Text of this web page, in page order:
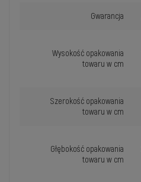
Gwarancja
Wysokość opakowania
towaru w cm
Szerokość opakowania
towaru w cm
Głębokość opakowania
towaru w cm